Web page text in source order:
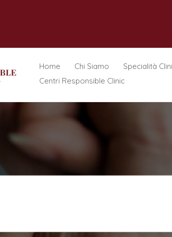
Home Chi Siamo Specialità
Centri Responsible Clinic